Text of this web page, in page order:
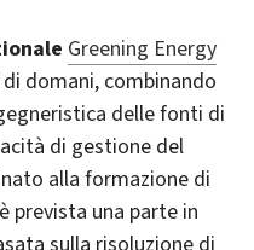
Greening Energy
domani, combinando
delle fonti di
di gestione del
alla formazione di
prevista una parte in